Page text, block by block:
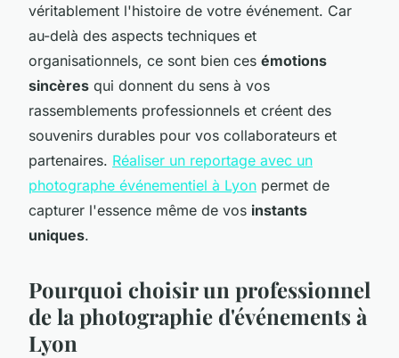
véritablement l'histoire de votre événement. Car
au-delà des aspects techniques et
organisationnels, ce sont bien ces émotions
sincères qui donnent du sens à vos
rassemblements professionnels et créent des
souvenirs durables pour vos collaborateurs et
partenaires. Réaliser un reportage avec un
photographe événementiel à Lyon permet de
capturer l'essence même de vos instants
uniques.
Pourquoi choisir un professionnel
de la photographie d'événements à
Lyon